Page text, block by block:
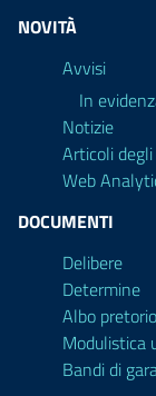
NOVITÀ
Avvisi
In
Notizie
Articoli
Web
DOCUMENTI
Delibere
Determine
Albo pretorio
Modulistica
Bandi di